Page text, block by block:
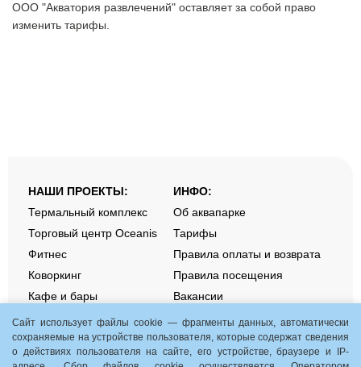
ООО "Акватория развлечений" оставляет за собой право
изменить тарифы.
НАШИ ПРОЕКТЫ:
Термальный комплекс
Торговый центр Oceanis
Фитнес
Коворкинг
Кафе и бары
ИНФО:
Об аквапарке
Тарифы
Правила оплаты и возврата
Правила посещения
Вакансии
Контакты
Aquamania. Акции и события
Сайт использует файлы cookie — фрагменты данных, автоматически
сохраняемые на устройстве пользователя, которые содержат сведения
о действиях пользователя на сайте, его устройстве, браузере и IP-